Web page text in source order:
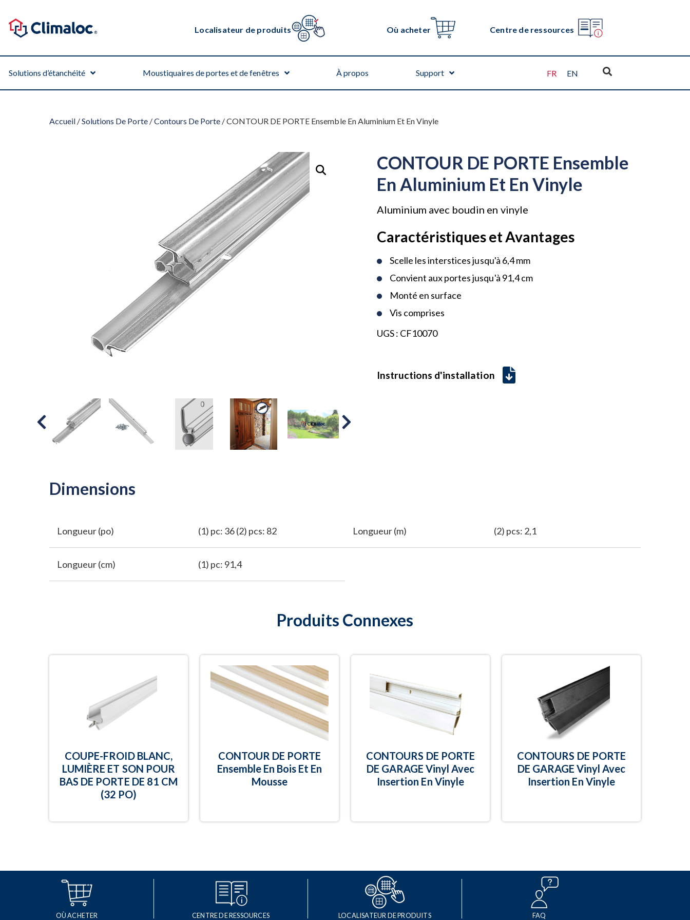
Localisateur de produits Où acheter Centre de ressources
Solutions d’étanchéité Moustiquaires de portes et de fenêtres À propos Support FR EN
Accueil /Solutions De Porte/Contours De Porte/ CONTOUR DE PORTE Ensemble En Aluminium Et En Vinyle
CONTOUR DE PORTE Ensemble
En Aluminium Et En Vinyle
Aluminium avec boudin en vinyle
Caractéristiques et Avantages
Scelle les interstices jusqu'à 6,4 mm
Convient aux portes jusqu'à 91,4 cm
Monté en surface
Vis comprises
UGS : CF10070
Instructions d'installation
Dimensions
Longueur (po) (1) pc: 36 (2) pcs: 82 Longueur (m) (2) pcs: 2,1
Longueur (cm) (1) pc: 91,4
Produits Connexes
COUPE-FROID BLANC,
LUMIÈRE ET SON POUR
BAS DE PORTE DE 81 CM
(32 PO)
CONTOUR DE PORTE
Ensemble En Bois Et En
Mousse
CONTOURS DE PORTE
DE GARAGE Vinyl Avec
Insertion En Vinyle
CONTOURS DE PORTE
DE GARAGE Vinyl Avec
Insertion En Vinyle
OÙ ACHETER CENTRE DE RESSOURCES LOCALISATEUR DE PRODUITS FAQ